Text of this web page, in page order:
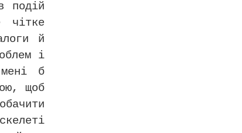
подій
чітке
й
і
б
щоб